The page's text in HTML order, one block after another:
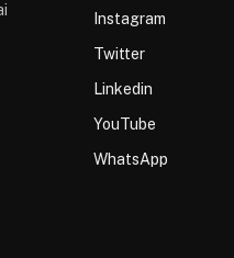
Instagram
Twitter
Linkedin
YouTube
WhatsApp